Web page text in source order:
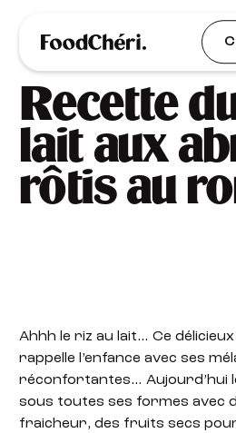
Idées
Recette
lait aux
rôtis au
Ahhh le riz au lait… Ce
rappelle l’enfance avec ses
réconfortantes… Aujourd’hui
sous toutes ses formes avec
fraicheur, des fruits secs